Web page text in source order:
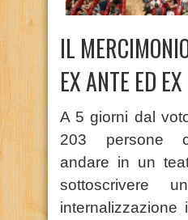
IL
EX ANTE ED
A 5 giorni dal
203 persone
andare in un
sottoscrivere
internalizzazione